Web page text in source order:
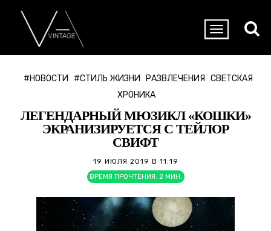
#НОВОСТИ #СТИЛЬ ЖИЗНИ РАЗВЛЕЧЕНИЯ
СВЕТСКАЯ
ХРОНИКА
ЛЕГЕНДАРНЫЙ МЮЗИКЛ «КОШКИ»
ЭКРАНИЗИРУЕТСЯ С ТЕЙЛОР
СВИФТ
19 ИЮЛЯ 2019 В 11:19
ВРЕМЯ ПРОЧТЕНИЯ: 2 МИН.